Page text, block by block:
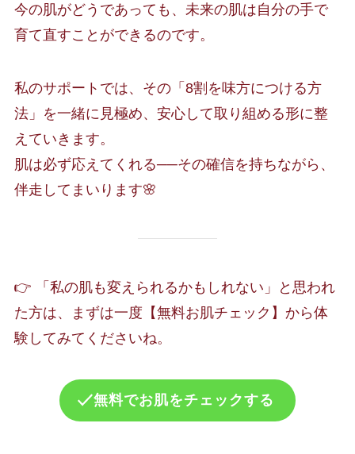
今の肌がどうであっても、未来の肌は自分の手で
育て直すことができるのです。
私のサポートでは、その「8割を味方につける方
法」を一緒に見極め、安心して取り組める形に整
えていきます。
肌は必ず応えてくれる──その確信を持ちながら、
伴走してまいります🌸
👉 「私の肌も変えられるかもしれない」と思われ
た方は、まずは一度【無料お肌チェック】から体
験してみてくださいね。
無料でお肌をチェックする